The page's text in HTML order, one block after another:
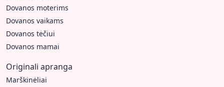
Dovanos moterims
Dovanos vaikams
Dovanos tėčiui
Dovanos mamai
Originali apranga
Marškinėliai